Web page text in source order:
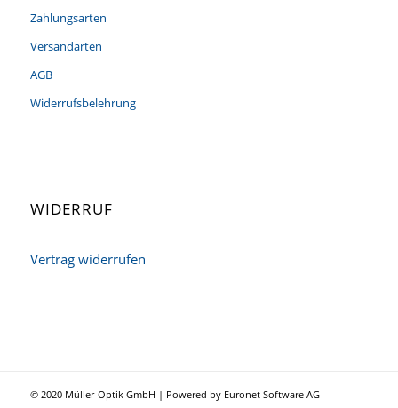
Zahlungsarten
Versandarten
AGB
Widerrufsbelehrung
WIDERRUF
Vertrag widerrufen
© 2020 Müller-Optik GmbH | Powered by Euronet Software AG